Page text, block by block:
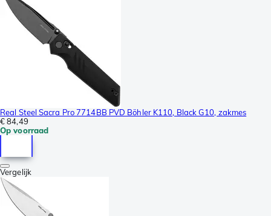
Real Steel Sacra Pro 7714BB PVD Böhler K110, Black G10, zakmes
€ 84,49
Op voorraad
Vergelijk